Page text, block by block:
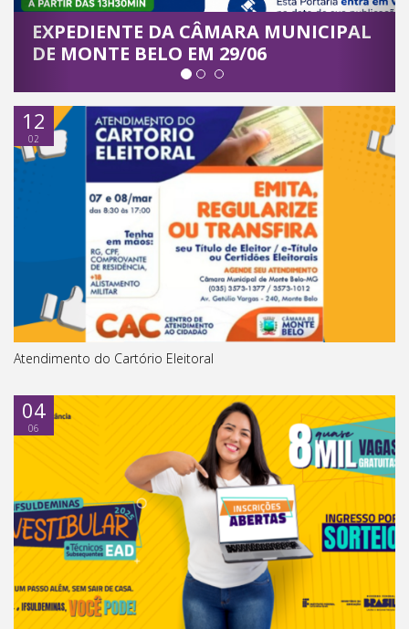
Atendimento Cartório Eleitoral
12
02
Atendimento do Cartório Eleitoral
04
06